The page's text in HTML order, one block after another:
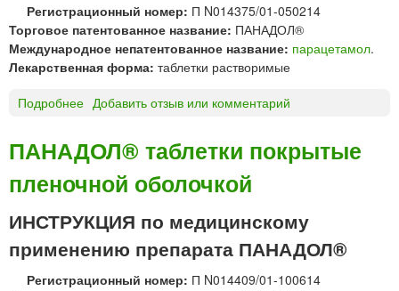
н
н
з
н
Л
Д
Е
Т
Й
с
у
п
е
з
Регистрационный номер: П N014375/01-050214
Торговое патентованное название: ПАНАДОЛ®
Международное непатентованное название: парацетамол.
Лекарственная форма: таблетки растворимые
Подробнее
Н
А
Д
О
Л
®
Добавить отзыв или комментарий
ПАНАДОЛ® таблетки покрытые
пленочной оболочкой
ИНСТРУКЦИЯ по медицинскому
применению препарата ПАНАДОЛ®
Регистрационный номер: П N014409/01-100614